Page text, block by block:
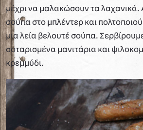
μέχρι να μαλακώσουν τα λαχανικά.
σούπα στο μπλέντερ και
μια λεία βελουτέ σούπα.
σοταρισμένα μανιτάρια και
κρεμμύδι.